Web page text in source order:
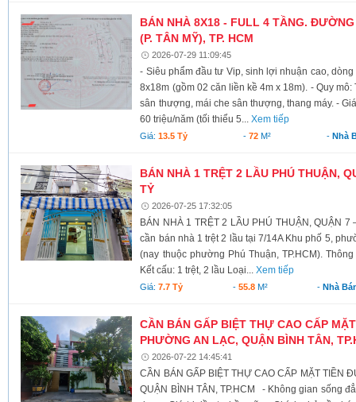
BÁN NHÀ 8X18 - FULL 4 TẦNG. ĐƯỜNG
(P. TÂN MỸ), TP. HCM
2026-07-29 11:09:45
- Siêu phẩm đầu tư Vip, sinh lợi nhuận cao,
8x18m (gồm 02 căn liền kề 4m x 18m). - Quy
sân thượng, mái che sân thượng, thang máy. -
60 triệu/năm (tối thiểu 5...Xem tiếp
Giá:13.5 Tỷ -72 M² - Nhà
BÁN NHÀ 1 TRỆT 2 LẦU PHÚ THUẬN,
TỶ
2026-07-25 17:32:05
BÁN NHÀ 1 TRỆT 2 LẦU PHÚ THUẬN, QUẬN 7
cần bán nhà 1 trệt 2 lầu tại 7/14A Khu phố 5,
(nay thuộc phường Phú Thuận, TP.HCM).
Kết cấu: 1 trệt, 2 lầu Loại...Xem tiếp
Giá:7.7 Tỷ - 55.8M² -Nhà
CẦN BÁN GẤP BIỆT THỰ CAO CẤP
PHƯỜNG AN LẠC, QUẬN BÌNH TÂN,
2026-07-22 14:45:41
CẦN BÁN GẤP BIỆT THỰ CAO CẤP MẶT TIỀN
QUẬN BÌNH TÂN, TP.HCM - Không gian sống